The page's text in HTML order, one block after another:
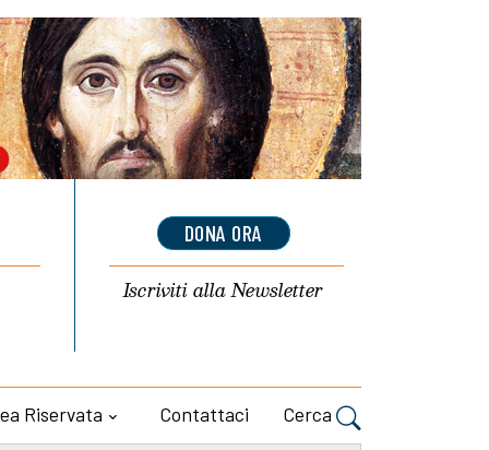
DONA ORA
Iscriviti allaNewsletter
Riservata Contattaci Cerca